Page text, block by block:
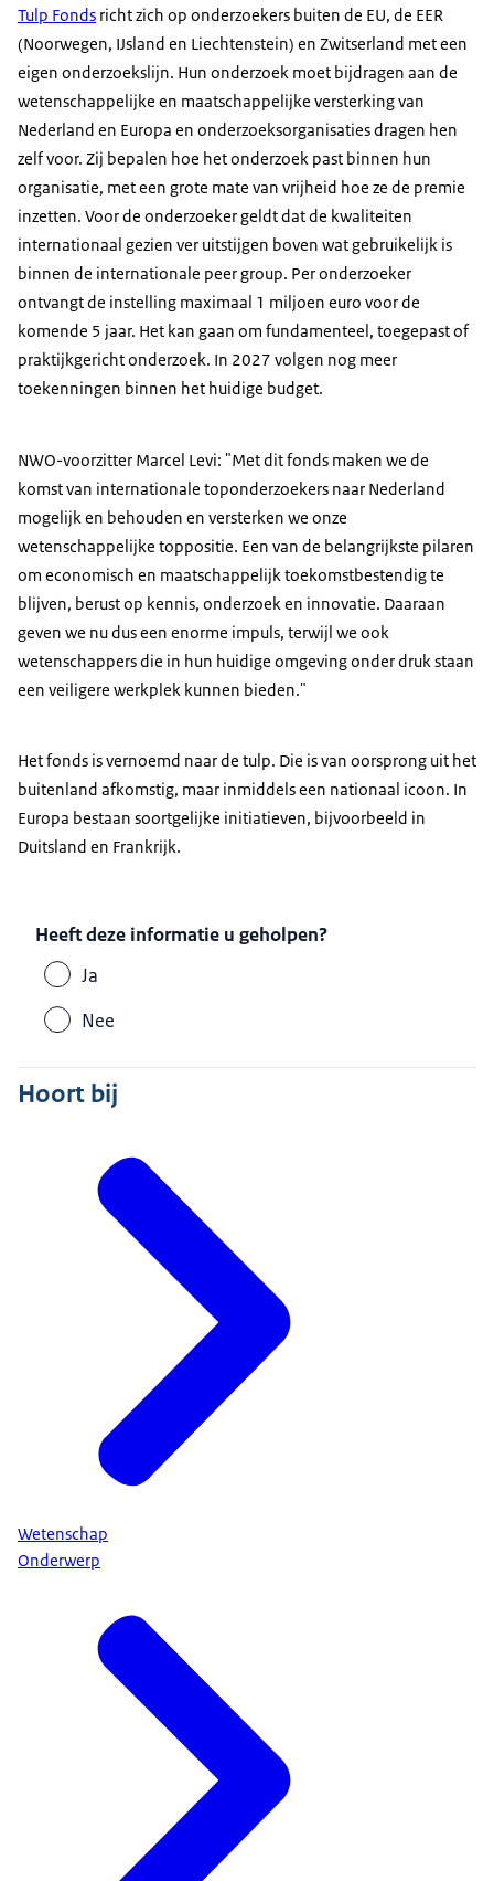
Tulp Fonds richt zich op onderzoekers buiten de EU, de EER
(Noorwegen, IJsland en Liechtenstein) en Zwitserland met een
eigen onderzoekslijn. Hun onderzoek moet bijdragen aan de
wetenschappelijke en maatschappelijke versterking van
Nederland en Europa en onderzoeksorganisaties dragen hen
zelf voor. Zij bepalen hoe het onderzoek past binnen hun
organisatie, met een grote mate van vrijheid hoe ze de premie
inzetten. Voor de onderzoeker geldt dat de kwaliteiten
internationaal gezien ver uitstijgen boven wat gebruikelijk is
binnen de internationale peer group. Per onderzoeker
ontvangt de instelling maximaal 1 miljoen euro voor de
komende 5 jaar. Het kan gaan om fundamenteel, toegepast of
praktijkgericht onderzoek. In 2027 volgen nog meer
toekenningen binnen het huidige budget.
NWO-voorzitter Marcel Levi: "Met dit fonds maken we de
komst van internationale toponderzoekers naar Nederland
mogelijk en behouden en versterken we onze
wetenschappelijke toppositie. Een van de belangrijkste pilaren
om economisch en maatschappelijk toekomstbestendig te
blijven, berust op kennis, onderzoek en innovatie. Daaraan
geven we nu dus een enorme impuls, terwijl we ook
wetenschappers die in hun huidige omgeving onder druk staan
een veiligere werkplek kunnen bieden."
Het fonds is vernoemd naar de tulp. Die is van oorsprong uit het
buitenland afkomstig, maar inmiddels een nationaal icoon. In
Europa bestaan soortgelijke initiatieven, bijvoorbeeld in
Duitsland en Frankrijk.
Heeft deze informatie u geholpen?
Ja
Nee
Hoort bij
Wetenschap
Onderwerp